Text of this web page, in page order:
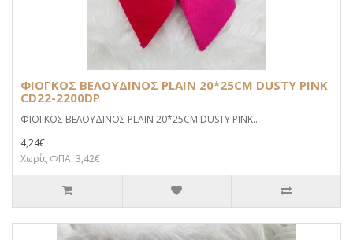
ΦΙΟΓΚΟΣ ΒΕΛΟΥΔΙΝΟΣ PLAIN 20*25CM DUSTY PINK
CD22-2200DP
ΦΙΟΓΚΟΣ ΒΕΛΟΥΔΙΝΟΣ PLAIN 20*25CM DUSTY PINK..
4,24€
Χωρίς ΦΠΑ: 3,42€